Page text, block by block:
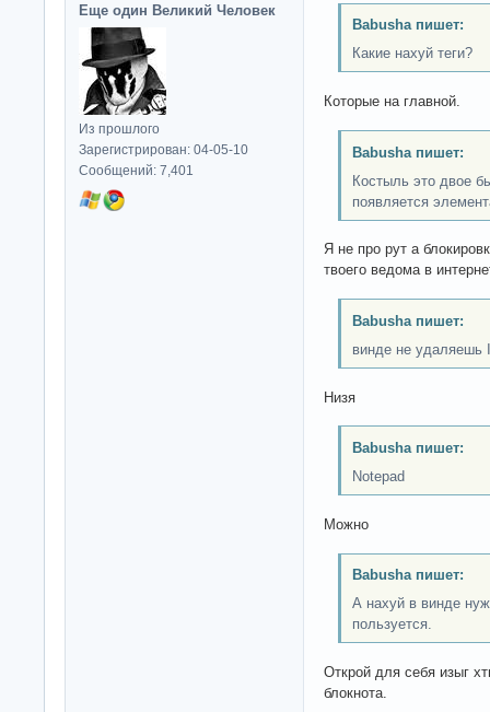
Еще один Великий Человек
Из прошлого
Зарегистрирован: 04-05-10
Сообщений: 7,401
Babusha пишет:
Какие нахуй теги?
Которые на главной.
Babusha пишет:
Костыль это двое
появляется
Я не про рут а
твоего ведома в
Babusha пишет:
винде не удаляешь
Низя
Babusha пишет:
Notepad
Можно
Babusha пишет:
А нахуй в винде
пользуется.
Открой для себя изыг
блокнота.